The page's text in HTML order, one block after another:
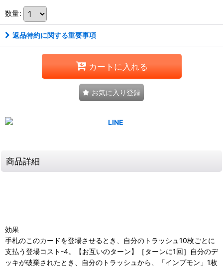
数量:
返品特約に関する重要事項
カートに入れる
お気に入り登録
商品詳細
効果
手札のこのカードを登場させるとき、自分のトラッシュ10枚ごとに
支払う登場コスト-4。【お互いのターン】［ターンに1回］自分のデ
ッキが破棄されたとき、自分のトラッシュから、「インプモン」1枚